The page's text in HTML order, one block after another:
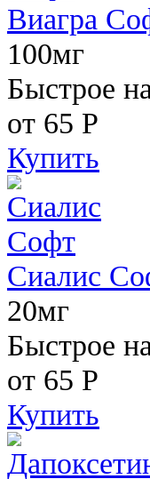
Виагра
100мг
Быстрое
от 65 Р
Купить
Сиалис
20мг
Быстрое
от 65 Р
Купить